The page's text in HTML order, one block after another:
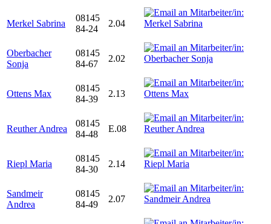
Merkel Sabrina
08145
84-24
2.04
Oberbacher
Sonja
08145
84-67
2.02
Ottens Max
08145
84-39
2.13
Reuther Andrea
08145
84-48
E.08
Riepl Maria
08145
84-30
2.14
Sandmeir
Andrea
08145
84-49
2.07